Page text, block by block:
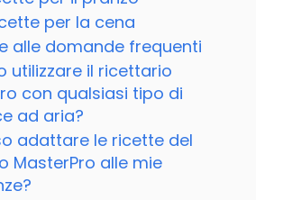
per la cena
alle domande frequenti
utilizzare il ricettario
con qualsiasi tipo di
ad aria?
adattare le ricette del
MasterPro alle mie